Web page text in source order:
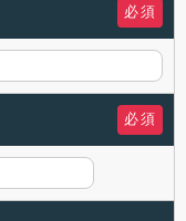
必須
必須